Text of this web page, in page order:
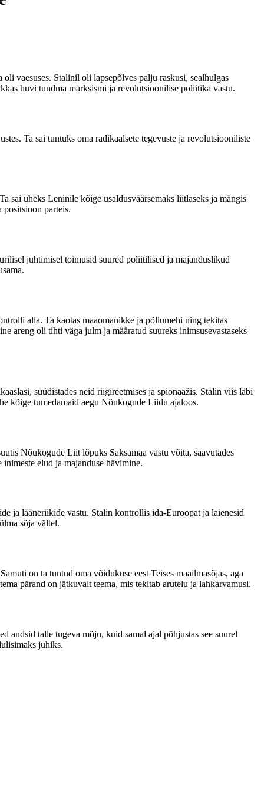
vaesuses. Stalinil oli lapsepõlves palju raskusi, sealhulgas
huvi tundma marksismi ja revolutsioonilise poliitika vastu.
Ta sai tuntuks oma radikaalsete tegevuste ja revolutsiooniliste
sai üheks Leninile kõige usaldusväärsemaks liitlaseks ja mängis
positsioon parteis.
juhtimisel toimusid suured poliitilised ja majanduslikud
alla. Ta kaotas maaomanikke ja põllumehi ning tekitas
areng oli tihti väga julm ja määratud suureks inimsusevastaseks
süüdistades neid riigireetmises ja spionaažis. Stalin viis läbi
kõige tumedamaid aegu Nõukogude Liidu ajaloos.
Nõukogude Liit lõpuks Saksamaa vastu võita, saavutades
elud ja majanduse hävimine.
ja lääneriikide vastu. Stalin kontrollis ida-Euroopat ja laienesid
sõja vältel.
on ta tuntud oma võidukuse eest Teises maailmasõjas, aga
pärand on jätkuvalt teema, mis tekitab arutelu ja lahkarvamusi.
andsid talle tugeva mõju, kuid samal ajal põhjustas see suurel
juhiks.